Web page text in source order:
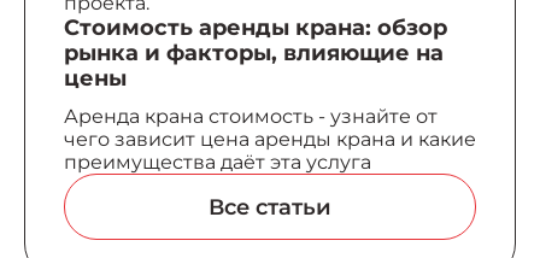
Стоимость аренды крана: обзор
рынка и факторы, влияющие на
цены
Аренда крана стоимость - узнайте от
чего зависит цена аренды крана и какие
преимущества даёт эта услуга
Вcе статьи